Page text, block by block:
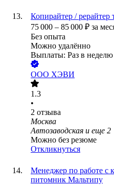
Копирайтер / рерайтер
75 000 – 85 000 ₽ за
Без опыта
Можно удалённо
Выплаты: Раз в неделю
ООО ХЭВИ
1.3
•
2 отзыва
Москва
Автозаводская и еще 2
Можно без резюме
Откликнуться
Менеджер по работе с
питомник Мальтипу